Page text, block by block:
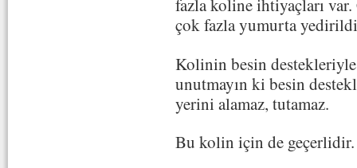
fazla koline ihtiyaçları
çok fazla yumurta
Kolinin besin destekleriyle
unutmayın ki besin
yerini alamaz, tutamaz.
Bu kolin için de geçerlidir.